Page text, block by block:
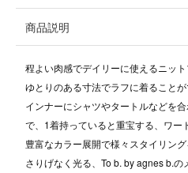
商品説明
程よい肉感でデイリーに使えるニット
ゆとりのある寸法でラフに着ることが
インナーにシャツやタートルなどを
で、1着持っていると重宝する、ワー
豊富なカラー展開で様々スタイリング
さりげなく光る、To b. by agnes b.の